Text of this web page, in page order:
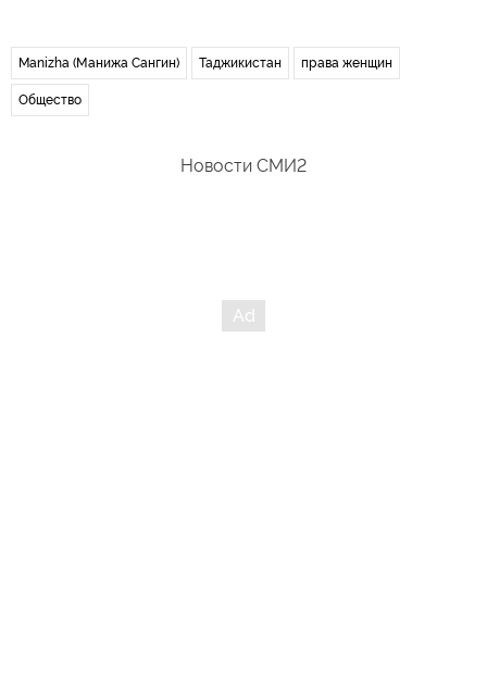
Manizha (Манижа Сангин) Таджикистан права женщин
Общество
Новости СМИ2